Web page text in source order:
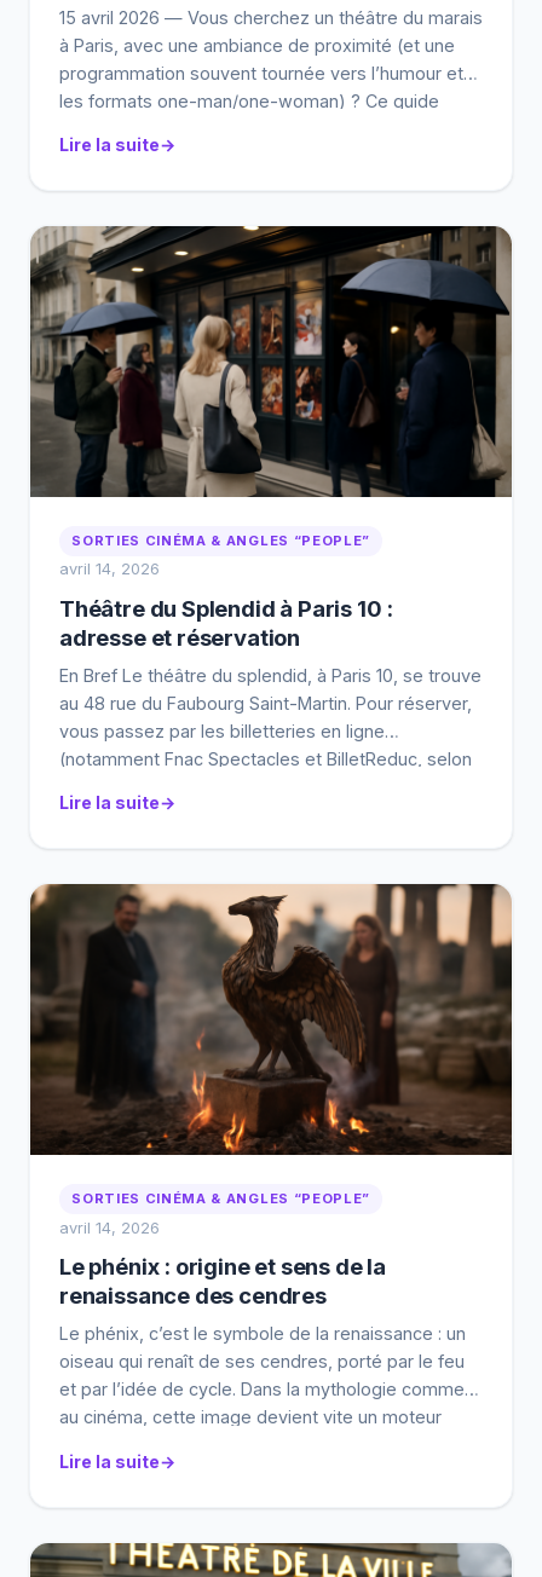
15 avril 2026 — Vous cherchez un théâtre du marais
à Paris, avec une ambiance de proximité (et une
programmation souvent tournée vers l’humour et
les formats one-man/one-woman) ? Ce guide
adresse, accès, rythme des spectacles, modes de
Lire la suite
SORTIES CINÉMA & ANGLES “PEOPLE”
avril 14, 2026
Théâtre du Splendid à Paris 10 :
adresse et réservation
En Bref Le théâtre du splendid, à Paris 10, se trouve
au 48 rue du Faubourg Saint-Martin. Pour réserver,
vous passez par les billetteries en ligne
(notamment Fnac Spectacles et BilletReduc, selon
et conditions d’échange. (Ça évite les mauvaises
Lire la suite
SORTIES CINÉMA & ANGLES “PEOPLE”
avril 14, 2026
Le phénix : origine et sens de la
renaissance des cendres
Le phénix, c’est le symbole de la renaissance : un
oiseau qui renaît de ses cendres, porté par le feu
et par l’idée de cycle. Dans la mythologie comme
au cinéma, cette image devient vite un moteur
visible à l’écran. Ce guide relie les sources, les
Lire la suite